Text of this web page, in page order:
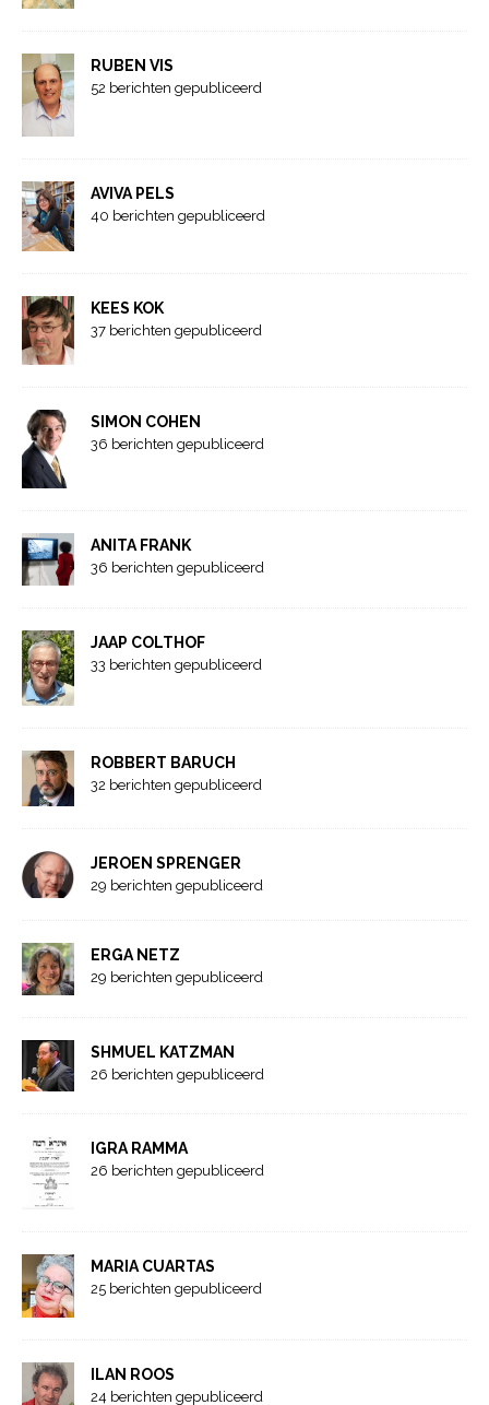
RUBEN VIS
52 berichten gepubliceerd
AVIVA PELS
40 berichten gepubliceerd
KEES KOK
37 berichten gepubliceerd
SIMON COHEN
36 berichten gepubliceerd
ANITA FRANK
36 berichten gepubliceerd
JAAP COLTHOF
33 berichten gepubliceerd
ROBBERT BARUCH
32 berichten gepubliceerd
JEROEN SPRENGER
29 berichten gepubliceerd
ERGA NETZ
29 berichten gepubliceerd
SHMUEL KATZMAN
26 berichten gepubliceerd
IGRA RAMMA
26 berichten gepubliceerd
MARIA CUARTAS
25 berichten gepubliceerd
ILAN ROOS
24 berichten gepubliceerd